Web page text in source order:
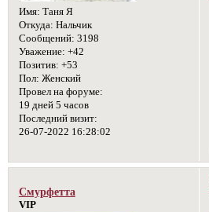
Имя: Таня Я
Откуда: Нальчик
Сообщений: 3198
Уважение: +42
Позитив: +53
Пол: Женский
Провел на форуме:
19 дней 5 часов
Последний визит:
26-07-2022 16:28:02
Смурфетта
VIP